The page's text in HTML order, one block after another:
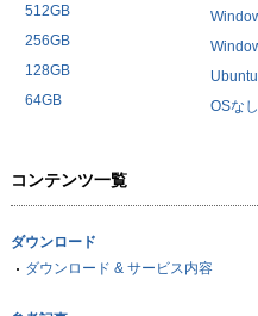
512GB
256GB
128GB
64GB
Ubuntu
OSなし
コンテンツ一覧
ダウンロード
ダウンロード & サービス内容